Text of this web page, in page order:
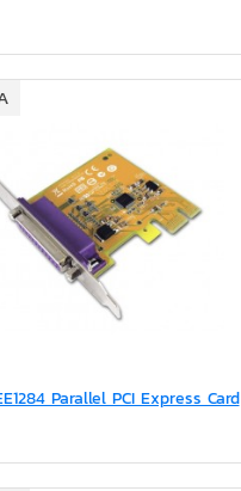
Parallel PCI Express Card